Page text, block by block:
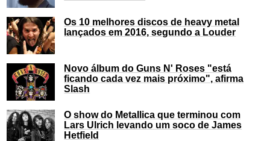
Os 10 melhores discos de heavy metal
lançados em 2016, segundo a Louder
Novo álbum do Guns N' Roses "está
ficando cada vez mais próximo", afirma
Slash
O show do Metallica que terminou com
Lars Ulrich levando um soco de James
Hetfield